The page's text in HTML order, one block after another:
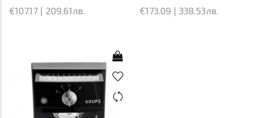
€107.17 | 209.61лв. €173.09 | 338.53лв.